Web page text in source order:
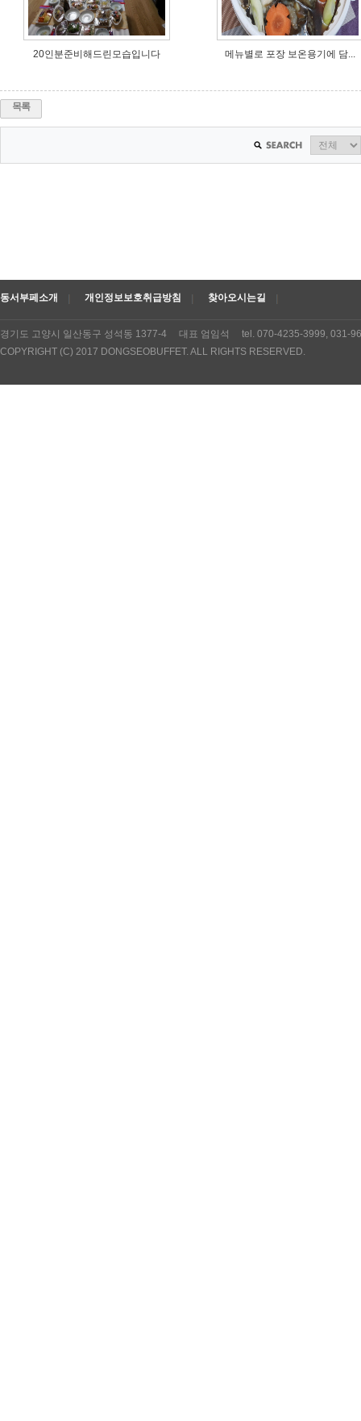
20인분준비해드린모습입니다 메뉴별로 포장 보온용기에 담...
목록
동서부페소개 개인정보보호취급방침 찾아오시는길
경기도 고양시 일산동구 성석동 1377-4 대표 엄임석 tel. 070-4235-3999,
COPYRIGHT (C) 2017 DONGSEOBUFFET. ALL RIGHTS RESERVED.